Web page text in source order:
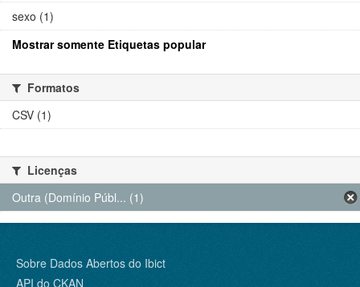
sexo (1)
Mostrar somente Etiquetas popular
Formatos
CSV (1)
Licenças
Outra (Domínio Públ... (1)
Sobre Dados Abertos do Ibict
API do CKAN